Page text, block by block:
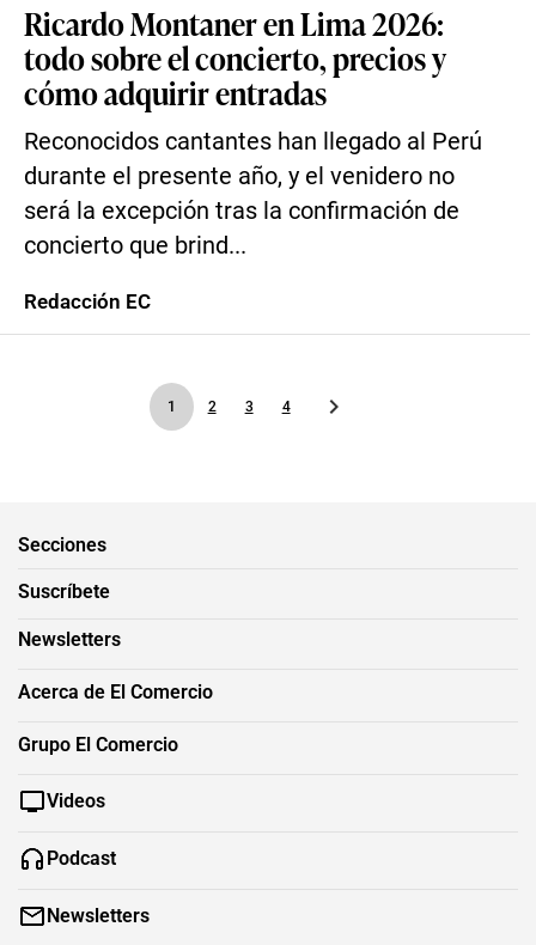
Ricardo Montaner en Lima 2026:
todo sobre el concierto, precios y
cómo adquirir entradas
Reconocidos cantantes han llegado al Perú
durante el presente año, y el venidero no
será la excepción tras la confirmación de
concierto que brind...
Redacción EC
1 2 3 4
Secciones
Suscríbete
Newsletters
Acerca de El Comercio
Grupo El Comercio
Videos
Podcast
Newsletters